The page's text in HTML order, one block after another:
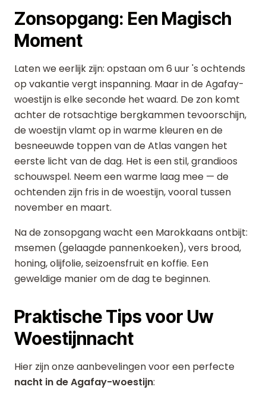
Zonsopgang: Een Magisch
Moment
Laten we eerlijk zijn: opstaan om 6 uur 's ochtends
op vakantie vergt inspanning. Maar in de Agafay-
woestijn is elke seconde het waard. De zon komt
achter de rotsachtige bergkammen tevoorschijn,
de woestijn vlamt op in warme kleuren en de
besneeuwde toppen van de Atlas vangen het
eerste licht van de dag. Het is een stil, grandioos
schouwspel. Neem een warme laag mee — de
ochtenden zijn fris in de woestijn, vooral tussen
november en maart.
Na de zonsopgang wacht een Marokkaans ontbijt:
msemen (gelaagde pannenkoeken), vers brood,
honing, olijfolie, seizoensfruit en koffie. Een
geweldige manier om de dag te beginnen.
Praktische Tips voor Uw
Woestijnnacht
Hier zijn onze aanbevelingen voor een perfecte
nacht in de Agafay-woestijn: